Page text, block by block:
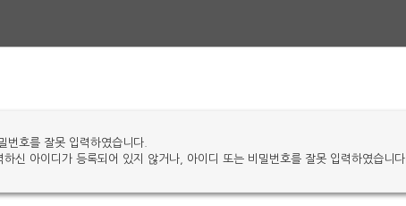
번호를 잘못 입력하였습니다.
하신 아이디가 등록되어 있지 않거나, 아이디 또는 비밀번호를 잘못 입력하였습니다.